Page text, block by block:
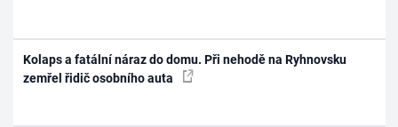
Kolaps a fatální náraz do domu. Při nehodě na Ryhnovsku
zemřel řidič osobního auta